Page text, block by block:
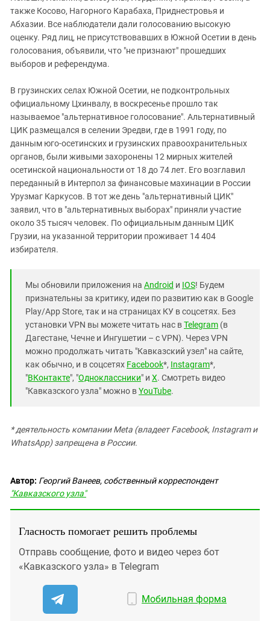
также Косово, Нагорного Карабаха, Приднестровья и
Абхазии. Все наблюдатели дали голосованию высокую
оценку. Ряд лиц, не присутствовавших в Южной Осетии в день
голосования, объявили, что "не признают" прошедших
выборов и референдума.
В грузинских селах Южной Осетии, не подконтрольных
официальному Цхинвалу, в воскресенье прошло так
называемое "альтернативное голосование". Альтернативный
ЦИК размещался в селении Эредви, где в 1991 году, по
данным юго-осетинских и грузинских правоохранительных
органов, были живыми захоронены 12 мирных жителей
осетинской национальности от 18 до 74 лет. Его возглавил
переданный в Интерпол за финансовые махинации в России
Урузмаг Каркусов. В тот же день "альтернативный ЦИК"
заявил, что в "альтернативных выборах" приняли участие
около 35 тысяч человек. По официальным данным ЦИК
Грузии, на указанной территории проживает 14 404
избирателя.
Мы обновили приложения на Android и IOS! Будем
признательны за критику, идеи по развитию как в Google
Play/App Store, так и на страницах КУ в соцсетях. Без
установки VPN вы можете читать нас вTelegram (в
Дагестане, Чечне и Ингушетии – с VPN). Через VPN
можно продолжать читать "Кавказский узел" на сайте,
как обычно, и в соцсетях Facebook*, Instagram*,
"ВКонтакте", "Одноклассники" и X. Смотреть видео
"Кавказского узла" можно вYouTube.
* деятельность компании Meta (владеет Facebook, Instagram и
WhatsApp) запрещена в России.
Автор: Георгий Ванеев, собственный корреспондент
"Кавказского узла"
Гласность помогает решить проблемы
Отправь сообщение, фото и видео через бот
«Кавказского узла» в Telegram
Мобильная форма